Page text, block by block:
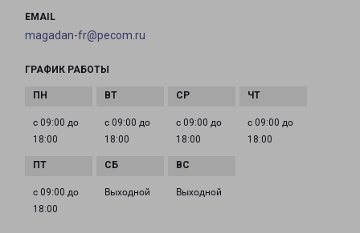
EMAIL
magadan-fr@pecom.ru
ГРАФИК РАБОТЫ
с 09:00 до
18:00
с 09:00 до
18:00
с 09:00 до
18:00
с 09:00 до
18:00
с 09:00 до
18:00
Выходной Выходной